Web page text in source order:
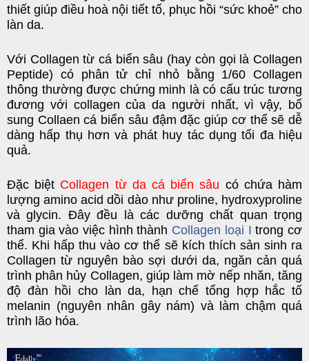
thiết giúp điều hoà nội tiết tố, phục hồi “sức khoẻ” cho
làn da.
Với Collagen từ cá biển sâu (hay còn gọi là Collagen
Peptide) có phân tử chỉ nhỏ bằng 1/60 Collagen
thông thường được chứng minh là có cấu trúc tương
đương với collagen của da người nhất, vì vậy, bổ
sung Collaen cá biển sâu đậm đặc giúp cơ thể sẽ dễ
dàng hấp thụ hơn và phát huy tác dụng tối đa hiệu
quả.
Đặc biệt Collagen từ da cá biển sâu có chứa hàm
lượng amino acid dồi dào như proline, hydroxyproline
và glycin. Đây đều là các dưỡng chất quan trọng
tham gia vào việc hình thành Collagen loại I trong cơ
thể. Khi hấp thu vào cơ thể sẽ kích thích sản sinh ra
Collagen từ nguyên bào sợi dưới da, ngăn cản quá
trình phân hủy Collagen, giúp làm mờ nếp nhăn, tăng
độ đàn hồi cho làn da, hạn chế tổng hợp hắc tố
melanin (nguyên nhân gây nám) và làm chậm quá
trình lão hóa.